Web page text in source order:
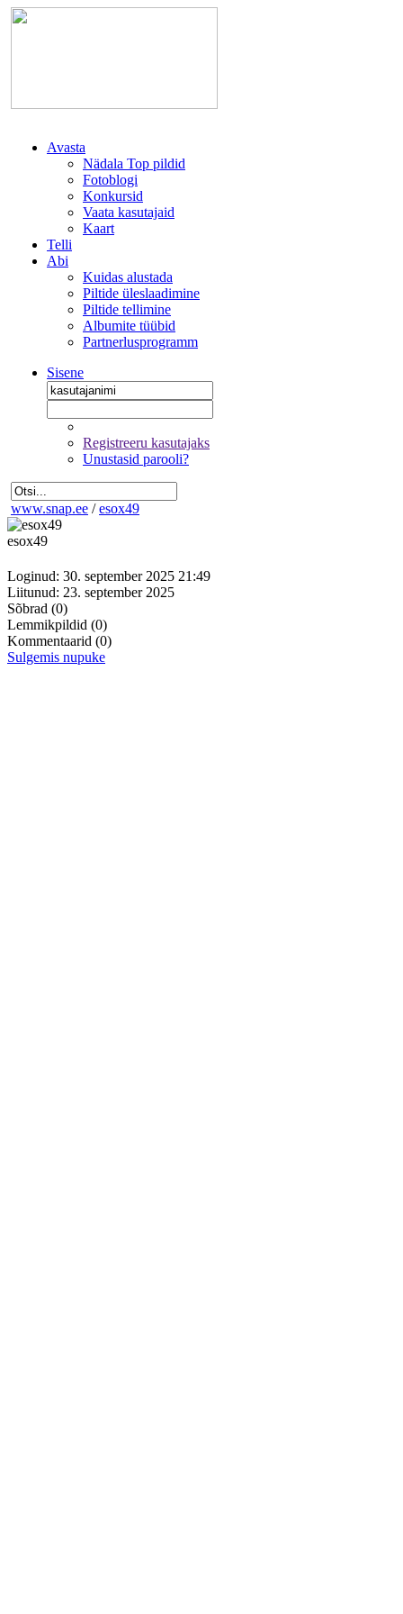
Avasta
Nädala Top pildid
Fotoblogi
Konkursid
Vaata kasutajaid
Kaart
Telli
Abi
Kuidas alustada
Piltide üleslaadimine
Piltide tellimine
Albumite tüübid
Partnerlusprogramm
Sisene
Registreeru kasutajaks
Unustasid parooli?
www.snap.ee / esox49
esox49
Loginud: 30. september 2025 21:49
Liitunud: 23. september 2025
Sõbrad (0)
Lemmikpildid (0)
Kommentaarid (0)
Sulgemis nupuke